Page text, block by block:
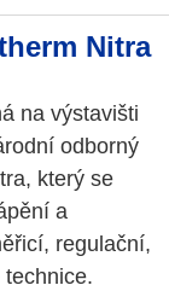
Nitra
na výstavišti
odborný
který se
a
regulační,